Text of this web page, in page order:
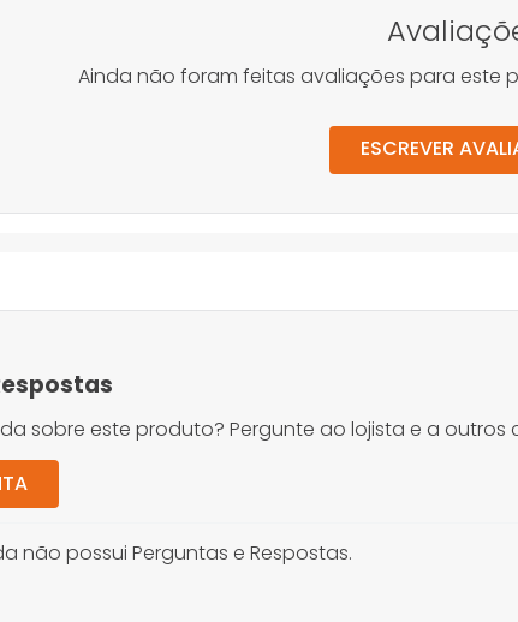
Ainda não foram feitas avaliações para este
ESCREVER
sobre este produto? Pergunte ao lojista e a outros
não possui Perguntas e Respostas.